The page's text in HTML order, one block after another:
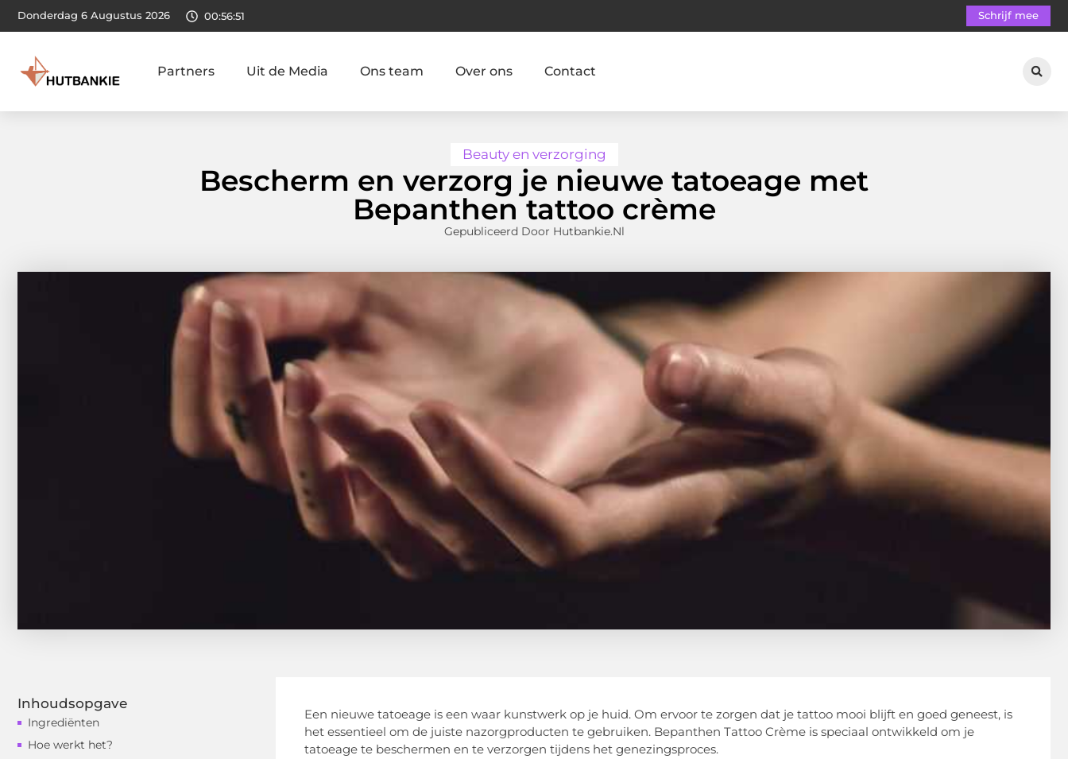
Donderdag 6 Augustus 2026 00:56:52 Schrijf mee
Partners Uit de Media Ons team Over ons Contact
Beauty en verzorging
Bescherm en verzorg je nieuwe tatoeage met
Bepanthen tattoo crème
Gepubliceerd Door Hutbankie.nl
Inhoudsopgave
Ingrediënten
Hoe werkt het?
Een nieuwe tatoeage is een waar kunstwerk op je huid. Om ervoor te zorgen dat je tattoo mooi blijft en goed geneest, is
het essentieel om de juiste nazorgproducten te gebruiken. Bepanthen Tattoo Crème is speciaal ontwikkeld om je
tatoeage te beschermen en te verzorgen tijdens het genezingsproces.